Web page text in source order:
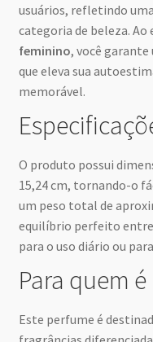
usuários, refletindo
categoria de beleza. Ao
feminino, você
que eleva sua
memorável.
O produto possui
15,24 cm, tornando-o
um peso total de
equilíbrio perfeito
para o uso diário ou
Para quem é
Este perfume é